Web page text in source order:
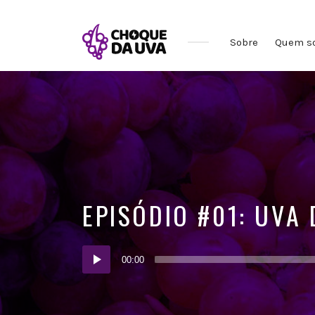
Sobre Quem
EPISÓDIO #01: UVA
Audio
Player
00:00